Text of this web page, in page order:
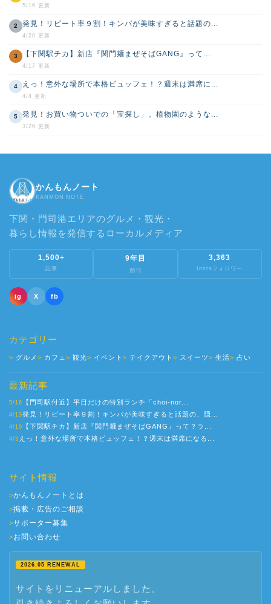
5/16 更新
2 発見！リピート率９割！キンパが美味すぎると話題の...
4/20 更新
3 【下関駅チカ】新店『関門麺まぜそばGANG』って...
4/17 更新
4 えっ！意外な場所で本格ビュッフェ！？週末は満席に...
4/4 更新
5 発見！お買い物ついでの「宝探し」。植物園のような...
3/26 更新
かんもんノート
KANMON NOTE
下関・門司港エリアのグルメ・観光・
暮らし情報を発信するローカルメディア
1,500+
記事
9年目
創刊
3,363
Instaフォロワー
ig X fb
カテゴリー
グルメ カフェ 観光 イベント テイクアウト スイーツ 生活 占い
最新記事
5/16 【門司駅付近】平日だけの特別ランチ「choi-nor...
4/13発見！リピート率９割！キンパが美味すぎると話題の、隠...
4/10 【下関駅チカ】新店『関門麺まぜそばGANG』って？ラ...
4/3 えっ！意外な場所で本格ビュッフェ！？週末は満席になる...
サイト情報
>かんもんノートとは
>掲載・広告のご相談
>サポーター募集
>お問い合わせ
2026.05 RENEWAL
サイトをリニューアルしました。